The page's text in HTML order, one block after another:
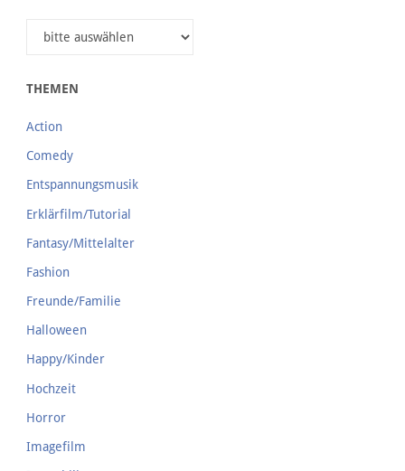
THEMEN
Action
Comedy
Entspannungsmusik
Erklärfilm/Tutorial
Fantasy/Mittelalter
Fashion
Freunde/Familie
Halloween
Happy/Kinder
Hochzeit
Horror
Imagefilm